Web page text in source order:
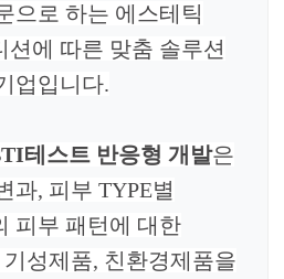
으로 하는 에스테틱
에 따른 맞춤 솔루션
업입니다.
테스트 반응형 개발은
과, 피부 TYPE별
피부 패턴에 대한
성제품, 친환경제품을